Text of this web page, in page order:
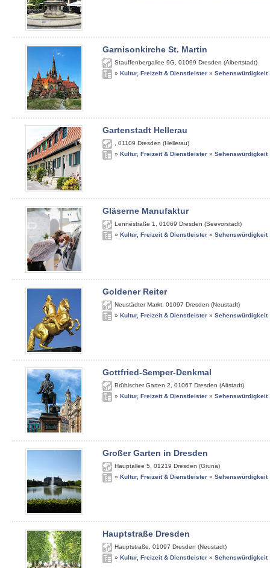
Garnisonkirche St. Martin
Stauffenbergallee 9G 01099 Dresden (Albertstadt)
» Kultur, Freizeit & Dienstleister » Sehenswürdigkeit
Gartenstadt Hellerau
01109 Dresden (Hellerau)
» Kultur, Freizeit & Dienstleister » Sehenswürdigkeit
Gläserne Manufaktur
Lennéstraße 1 01069 Dresden (Seevorstadt)
» Kultur, Freizeit & Dienstleister » Sehenswürdigkeit
Goldener Reiter
Neustädter Markt 01097 Dresden (Neustadt)
» Kultur, Freizeit & Dienstleister » Sehenswürdigkeit
Gottfried-Semper-Denkmal
Brühlscher Garten 2 01067 Dresden (Altstadt)
» Kultur, Freizeit & Dienstleister » Sehenswürdigkeit
Großer Garten in Dresden
Hauptallee 5 01219 Dresden (Gruna)
» Kultur, Freizeit & Dienstleister » Sehenswürdigkeit
Hauptstraße Dresden
Hauptstraße 01097 Dresden (Neustadt)
» Kultur, Freizeit & Dienstleister » Sehenswürdigkeit